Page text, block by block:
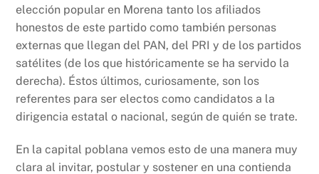
elección popular en Morena tanto los afiliados
honestos de este partido como también personas
externas que llegan del PAN, del PRI y de los partidos
satélites (de los que históricamente se ha servido la
derecha). Éstos últimos, curiosamente, son los
referentes para ser electos como candidatos a la
dirigencia estatal o nacional, según de quién se trate.
En la capital poblana vemos esto de una manera muy
clara al invitar, postular y sostener en una contienda